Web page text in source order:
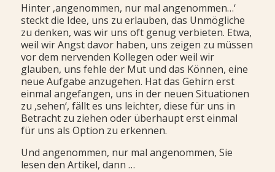
Hinter ‚angenommen, nur mal angenommen…‘
steckt die Idee, uns zu erlauben, das Unmögliche
zu denken, was wir uns oft genug verbieten. Etwa,
weil wir Angst davor haben, uns zeigen zu müssen
vor dem nervenden Kollegen oder weil wir
glauben, uns fehle der Mut und das Können, eine
neue Aufgabe anzugehen. Hat das Gehirn erst
einmal angefangen, uns in der neuen Situationen
zu ‚sehen‘, fällt es uns leichter, diese für uns in
Betracht zu ziehen oder überhaupt erst einmal
für uns als Option zu erkennen.
Und angenommen, nur mal angenommen, Sie
lesen den Artikel, dann …